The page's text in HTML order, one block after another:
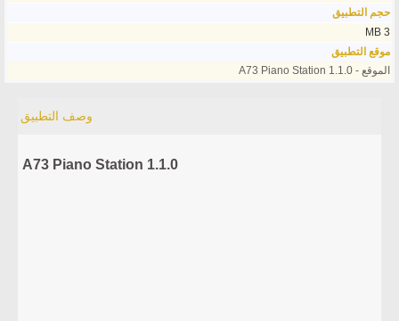
حجم التطبيق
3 MB
موقع التطبيق
الموقع - A73 Piano Station 1.1.0
وصف التطبيق
A73 Piano Station 1.1.0